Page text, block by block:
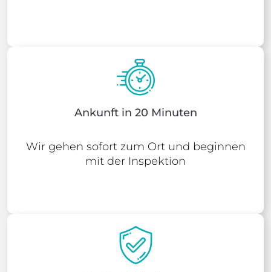
Ankunft in 20 Minuten
Wir gehen sofort zum Ort und beginnen
mit der Inspektion